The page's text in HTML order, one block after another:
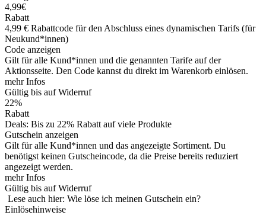
4,99€
Rabatt
4,99 € Rabattcode für den Abschluss eines dynamischen Tarifs (für
Neukund*innen)
Code anzeigen
Gilt für alle Kund*innen und die genannten Tarife auf der
Aktionsseite. Den Code kannst du direkt im Warenkorb einlösen.
mehr Infos
Gültig bis auf Widerruf
22%
Rabatt
Deals: Bis zu 22% Rabatt auf viele Produkte
Gutschein anzeigen
Gilt für alle Kund*innen und das angezeigte Sortiment. Du
benötigst keinen Gutscheincode, da die Preise bereits reduziert
angezeigt werden.
mehr Infos
Gültig bis auf Widerruf
Lese auch hier: Wie löse ich meinen Gutschein ein?
Einlösehinweise